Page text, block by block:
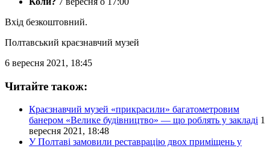
Вхід безкоштовний.
Полтавський краєзнавчий музей
6 вересня 2021, 18:45
Читайте також:
Краєзнавчий музей «прикрасили» багатометровим
банером «Велике будівництво» — що роблять у закладі 1
вересня 2021, 18:48
У Полтаві замовили реставрацію двох приміщень у